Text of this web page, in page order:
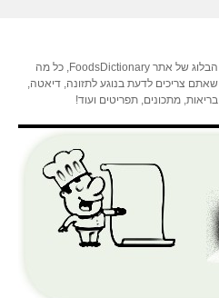
הבלוג של אתר FoodsDictionary, כל מה
שאתם צריכים לדעת בנוגע לתזונה, דיאטה,
בריאות, מתכונים, תפריטים ועוד!